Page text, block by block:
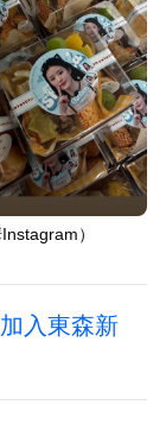
）
入東森新